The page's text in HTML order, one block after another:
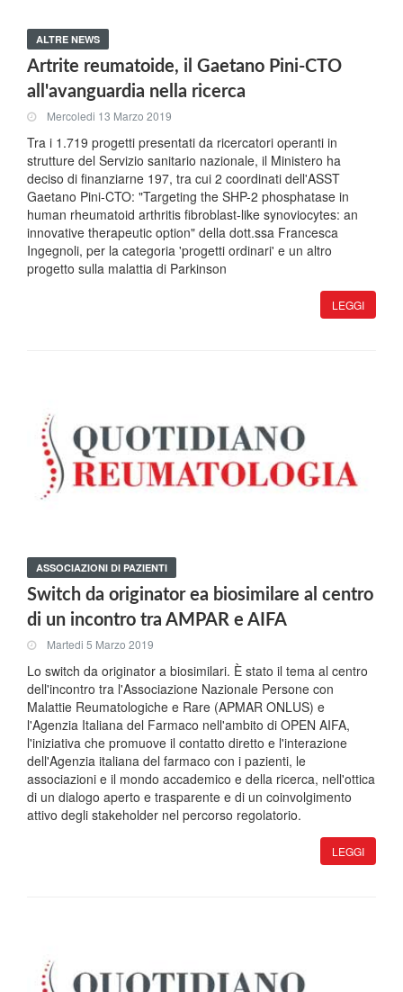
ALTRE NEWS
Artrite reumatoide, il Gaetano Pini-CTO
all'avanguardia nella ricerca
Mercoledi 13 Marzo 2019
Tra i 1.719 progetti presentati da ricercatori operanti in
strutture del Servizio sanitario nazionale, il Ministero ha
deciso di finanziarne 197, tra cui 2 coordinati dell'ASST
Gaetano Pini-CTO: "Targeting the SHP-2 phosphatase in
human rheumatoid arthritis fibroblast-like synoviocytes: an
innovative therapeutic option" della dott.ssa Francesca
Ingegnoli, per la categoria 'progetti ordinari' e un altro
progetto sulla malattia di Parkinson
LEGGI
ASSOCIAZIONI DI PAZIENTI
Switch da originator ea biosimilare al centro
di un incontro tra AMPAR e AIFA
Martedi 5 Marzo 2019
Lo switch da originator a biosimilari. È stato il tema al centro
dell'incontro tra l'Associazione Nazionale Persone con
Malattie Reumatologiche e Rare (APMAR ONLUS) e
l'Agenzia Italiana del Farmaco nell'ambito di OPEN AIFA,
l'iniziativa che promuove il contatto diretto e l'interazione
dell'Agenzia italiana del farmaco con i pazienti, le
associazioni e il mondo accademico e della ricerca, nell'ottica
di un dialogo aperto e trasparente e di un coinvolgimento
attivo degli stakeholder nel percorso regolatorio.
LEGGI